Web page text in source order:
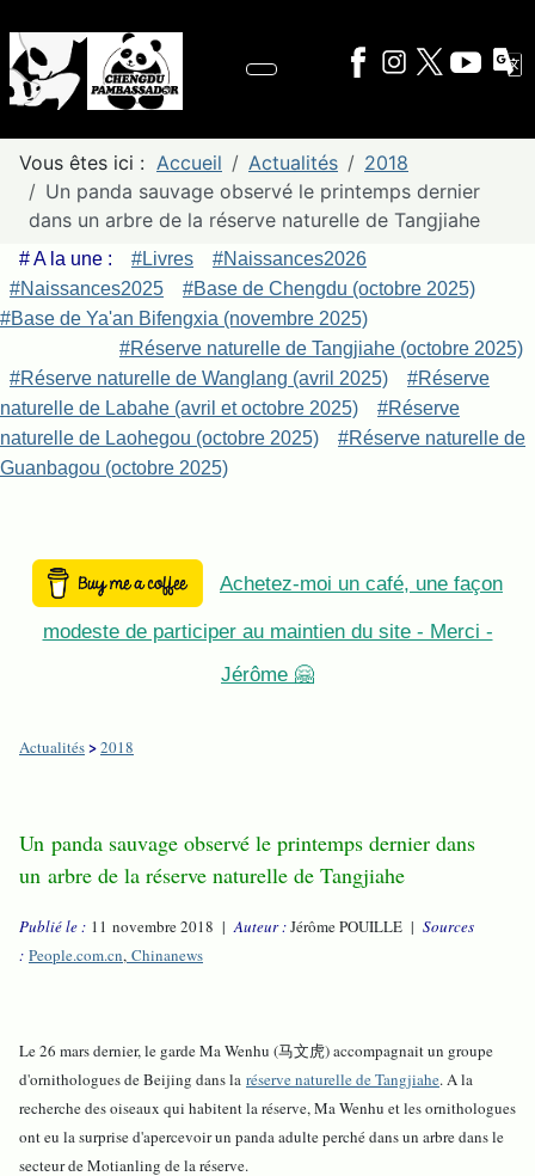
Vous êtes ici : Accueil Actualités
2018
Un panda sauvage observé le printemps dernier
dans un arbre de la réserve naturelle de Tangjiahe
# A la une : #Livres
#Naissances2026
#Naissances2025
#Base de Chengdu (octobre 2025)
#Base de Ya'an Bifengxia (novembre 2025)
#Réserve naturelle de Tangjiahe (octobre 2025)
#Réserve naturelle de Wanglang (avril 2025)
#Réserve
naturelle de Labahe (avril et octobre 2025)
#Réserve
naturelle de Laohegou (octobre 2025)
#Réserve naturelle de
Guanbagou (octobre 2025)
Achetez-moi un café, une façon
modeste de participer au maintien du site - Merci -
Jérôme 🤗
Actualités>2018
Un panda sauvage observé le printemps dernier dans
un arbre de la réserve naturelle de Tangjiahe
Publié le : 11 novembre 2018 |Auteur :Jérôme POUILLE | Sources
: People.com.cn, Chinanews
Le 26 mars dernier, le garde Ma Wenhu (马文虎) accompagnait un groupe
d'ornithologues de Beijing dansla réserve naturelle de Tangjiahe. A la
recherche des oiseaux qui habitent la réserve, Ma Wenhu et les ornithologues
ont eu la surprise d'apercevoir un panda adulte perché dans un arbre dans le
secteur de Motianling de la réserve.